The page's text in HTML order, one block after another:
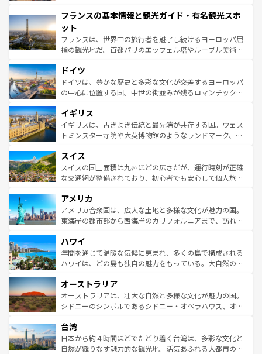
ませてくれるイタリアで、忘れられない旅をしてみよう！
なお、新着のイタリア情報は
しい。
文化が根付くこの国では、情熱的なフラメンコ、熱気あふ
れる闘牛、そして美味しいタパスが生活の一部となってい
る。首都マドリードの洗練された雰囲気や、バルセロナの
アートに溢れた街角から、地方では古代ローマ遺跡や中世
せる。地方によって風土や気候が異なるスペインはその個
性で訪れる人を魅了する。 なお、新着のスペイン情報は コ
ンテンツ一覧を参照してほしい。
フランスの基本情報と観光ガイド・有名観光スポ
ット
フランスは、世界中の旅行者を魅了し続けるヨーロッパ屈
指の観光地だ。首都パリのエッフェル塔やルーブル美術館
で、幅広い魅力が詰まっている。華麗な宮殿、歴史的な大
聖堂、美しいビーチ、そして豊かな自然が、訪れる者を心
から魅了する。また、フランスは美食の国としても知ら
いる。シャンパンの発祥地であるランス、プロヴァンスの
香り高いラベンダー畑など、多彩な楽しみ方が可能だ。さ
らに、パリ以外の地域にも魅力が溢れており、どの街角に
れる地方に足を運ぶとそれぞれで全く異なる文化を体験で
きるだろう。 なお、新着のフランス情報はコンテンツ一覧
を参照してほしい。
ドイツ
ドイツは、豊かな歴史と多彩な文化が交差するヨーロッパ
の中心に位置する国。中世の街並みが残るロマンチック街
顔を持つこの国は、どこを歩いても飽きることがない。ベ
ルリンの文化的活気、バイエルン州のアルプスの絶景、そ
してライン川沿いのワイン畑といった風景は必見。ビール
は、お酒好きな人にはぜひ体験してほしい。 なお、新着の
ドイツ情報はコンテンツ一覧を参照してほしい。
イギリス
イギリスは、古きよき伝統と最先端が共存する国。ウェス
トミンスター寺院や大英博物館のようなランドマーク、歴
リアごとに異なる魅力がある。また、優雅なアフタヌーン
ティー、ビール好きにはたまらない英国パブ、サッカー観
戦など、本場だからこそできる体験も豊富。イギリスを旅
ンツ一覧を参照してほしい。
スイス
スイスの国土面積は九州ほどの広さだが、運行時刻が正確
な交通網が整備されており、初心者でも安心して個人旅行
の建物がそのまま残る町や、スイスならではのユニークな
博物館もあり、アルプス観光だけでなく町歩きも満喫する
ことができる。国民の所得が高いため物価も高いが、旅行
ば市内交通費無料で観光を楽しむこともできる。 なお、新
着のスイス情報はコンテンツ一覧 を参照してほしい。
アメリカ
アメリカ合衆国は、広大な土地と多様な文化が魅力の国。
東海岸の都市部から西海岸のカリフォルニアまで、訪れる
のような巨大都市は、観光、ショッピング、エンターテイ
ンメントが詰まった刺激的なスポットだ。一方、アメリカ
西部には大自然が広がり、グランドキャニオンやイエロー
部のニューオーリンズでは、音楽と美食が融合した独特の
文化が魅力。旅行者はアメリカの各地域で異なる魅力を楽
しみながら、その多様性と豊かな歴史を感じることができ
ならではの贅沢な旅のスタイルだ。 なお、新着のアメリカ
情報はコンテンツ一覧を参照してほしい。
ハワイ
年間を通じて温暖な気候に恵まれ、多くの島で構成される
ハワイは、どの島も独自の魅力をもっている。大自然の神
ワイ島は見逃せない。また、定番の観光地といえばオアフ
島だが、静かな自然を求めるならマウイ島やカウアイ島が
おすすめ。エメラルドグリーンに輝く海をはじめ、豊かな
れるおもてなしの心で訪れる人々を迎えてくれるハワイの
人々、おいしいローカルフードやハワイアンミュージッ
ク、伝統的なフラダンスなど、すべてがハワイの魅力を彩
オーストラリア
オーストラリアは、壮大な自然と多様な文化が魅力の国。
シドニーのシンボルであるシドニー・オペラハウス、オー
リアリーフや大陸中央部にそびえるウルル（エアーズロッ
ク）、タスマニアの美しい原生林やケアンズの熱帯雨林な
ど、見どころがたくさん。また、カフェやワイン、オージ
台湾
日本から約４時間ほどでたどり着く台湾は、多彩な文化と
自然が織りなす魅力的な観光地。活気あふれる大都市の台